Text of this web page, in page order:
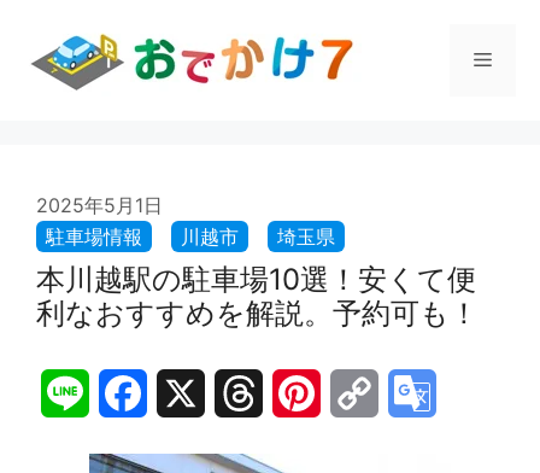
メ
2025年5月1日
本川越駅の駐車場10選！安くて便
利なおすすめを解説。予約可も！